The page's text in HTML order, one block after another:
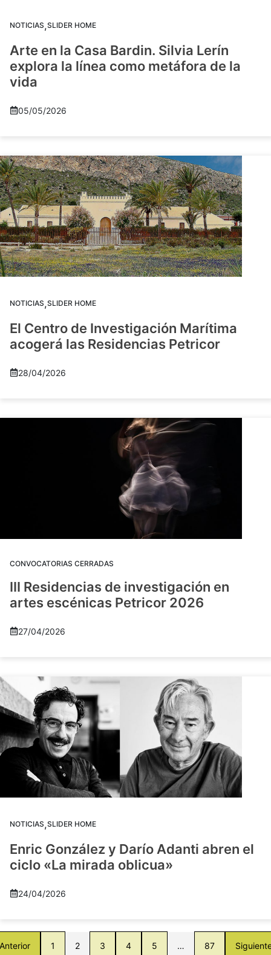
NOTICIAS,SLIDER HOME
Arte en la Casa Bardin. Silvia Lerín
explora la línea como metáfora de la
vida
05/05/2026
NOTICIAS,SLIDER HOME
El Centro de Investigación Marítima
acogerá las Residencias Petricor
28/04/2026
CONVOCATORIAS CERRADAS
III Residencias de investigación en
artes escénicas Petricor 2026
27/04/2026
NOTICIAS,SLIDER HOME
Enric González y Darío Adanti abren el
ciclo «La mirada oblicua»
24/04/2026
1 2 3 4 5 … 87